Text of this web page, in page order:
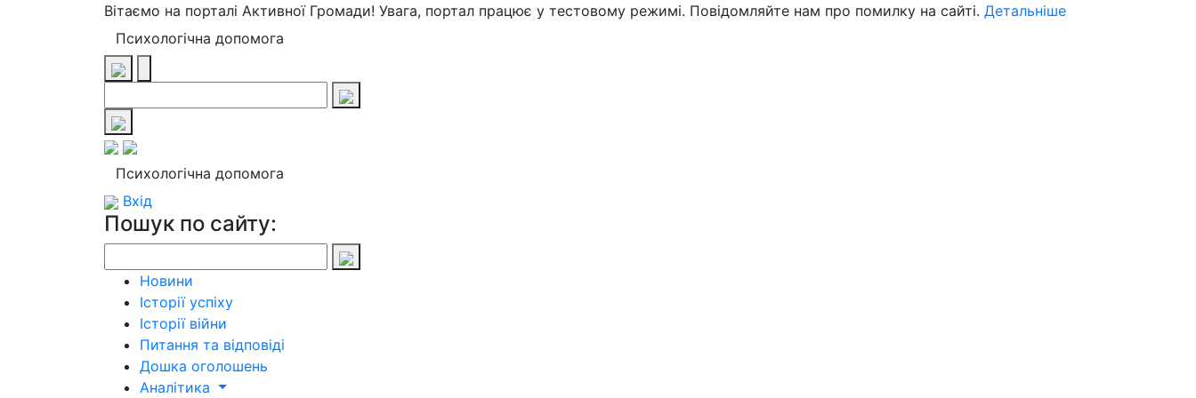
Вітаємо на порталі Активної Громади! Увага, портал працює у тестовому режимі. Повідомляйте нам про помилку на сайті. Детальніше
Психологічна допомога
Психологічна допомога
Вхід
Пошук по сайту:
Новини
Історії успіху
Історії війни
Питання та відповіді
Дошка оголошень
Аналітика